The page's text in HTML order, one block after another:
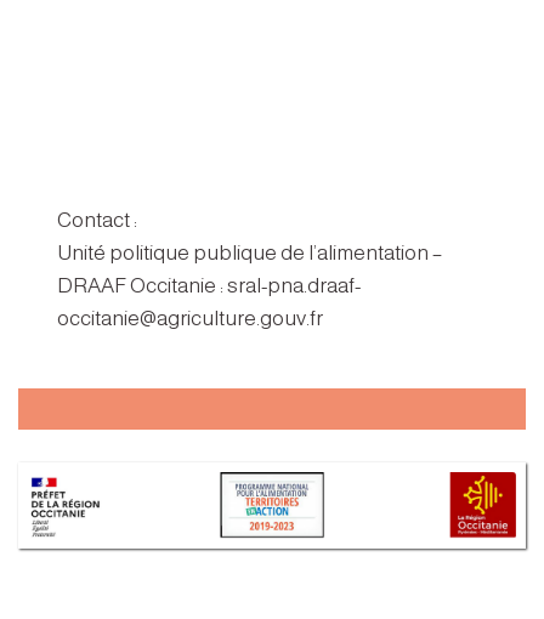
Contact :
Unité politique publique de l’alimentation –
DRAAF Occitanie : sral-pna.draaf-
occitanie@agriculture.gouv.fr